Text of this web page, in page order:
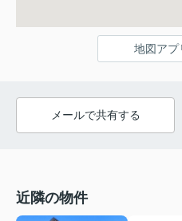
地図アプ
メールで共有する
近隣の物件